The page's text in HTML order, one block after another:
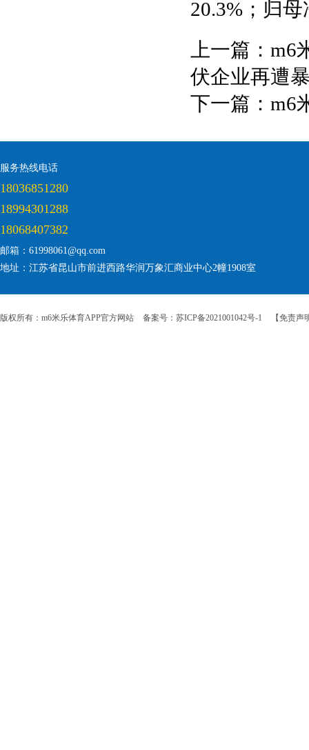
20.3%；归
上一篇： m6
伏企业再遭
下一篇： m6
服务热线电话
18036851280
18994301288
18068407382
邮箱：61998061@qq.com
地址：江苏省昆山市前进西路华润万象汇商业中心2幢1908室
版权所有：m6米乐体育APP官方网站 备案号：苏ICP备2021001042号-1 【免责声